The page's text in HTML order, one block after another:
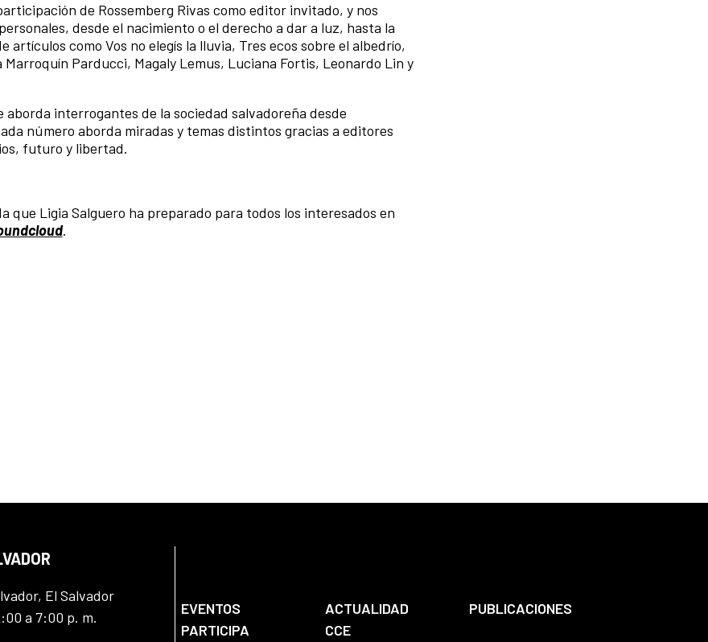
de Rossemberg Rivas como editor invitado, y nos
desde el nacimiento o el derecho a dar a luz, hasta la
como Vos no elegís la lluvia, Tres ecos sobre el albedrío,
Parducci, Magaly Lemus, Luciana Fortis, Leonardo Lin y
interrogantes de la sociedad salvadoreña desde
número aborda miradas y temas distintos gracias a editores
futuro y libertad.
que Ligia Salguero ha preparado para todos los interesados en
.
El Salvador
a 7:00 p. m.
EVENTOS ACTUALIDAD
PUBLICACIONES
PARTICIPA
CCE